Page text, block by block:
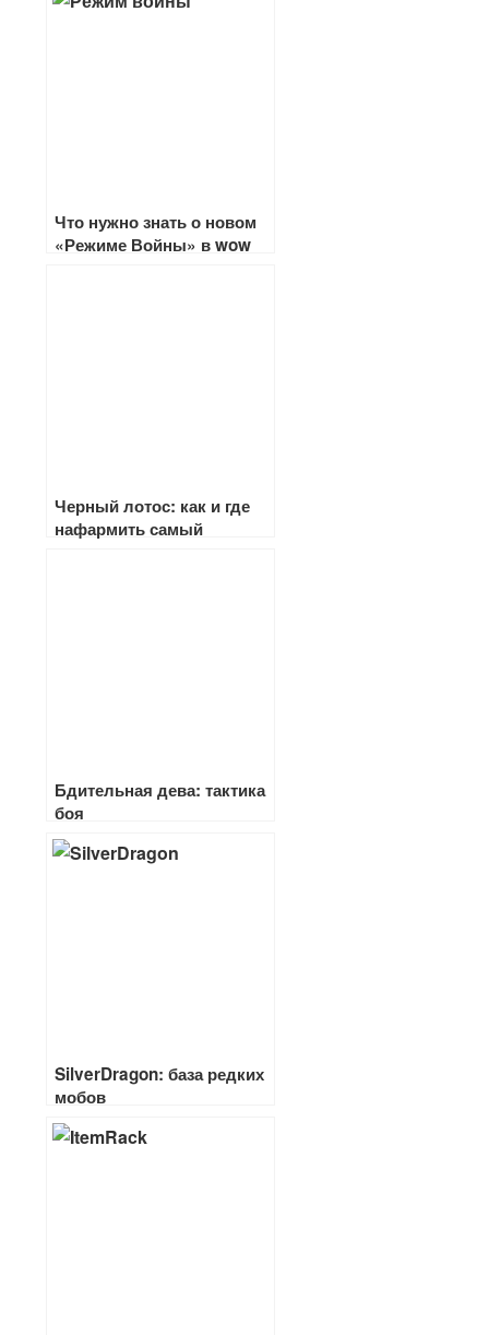
Что нужно знать о новом
«Режиме Войны» в wow
Черный лотос: как и где
нафармить самый
Бдительная дева: тактика
боя
SilverDragon: база редких
мобов